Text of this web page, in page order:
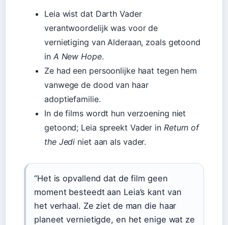
Leia wist dat Darth Vader
verantwoordelijk was voor de
vernietiging van Alderaan, zoals getoond
in A New Hope.
Ze had een persoonlijke haat tegen hem
vanwege de dood van haar
adoptiefamilie.
In de films wordt hun verzoening niet
getoond; Leia spreekt Vader in Return of
the Jedi niet aan als vader.
“Het is opvallend dat de film geen
moment besteedt aan Leia’s kant van
het verhaal. Ze ziet de man die haar
planeet vernietigde, en het enige wat ze